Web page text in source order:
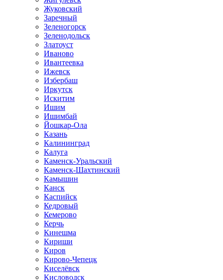
Жуковский
Заречный
Зеленогорск
Зеленодольск
Златоуст
Иваново
Ивантеевка
Ижевск
Избербаш
Иркутск
Искитим
Ишим
Ишимбай
Йошкар-Ола
Казань
Калининград
Калуга
Каменск-Уральский
Каменск-Шахтинский
Камышин
Канск
Каспийск
Кедровый
Кемерово
Керчь
Кинешма
Кириши
Киров
Кирово-Чепецк
Киселёвск
Кисловодск